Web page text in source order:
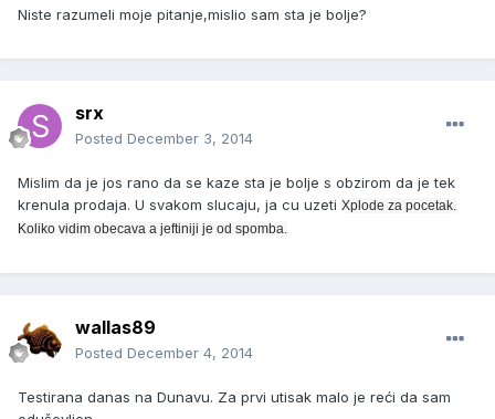
Niste razumeli moje pitanje,mislio sam sta je bolje?
srx
Posted December 3, 2014
Mislim da je jos rano da se kaze sta je bolje s obzirom da je tek
krenula prodaja. U svakom slucaju, ja cu uzeti Xplode za pocetak.
Koliko vidim obecava a jeftiniji je od spomba.
wallas89
Posted December 4, 2014
Testirana danas na Dunavu. Za prvi utisak malo je reći da sam